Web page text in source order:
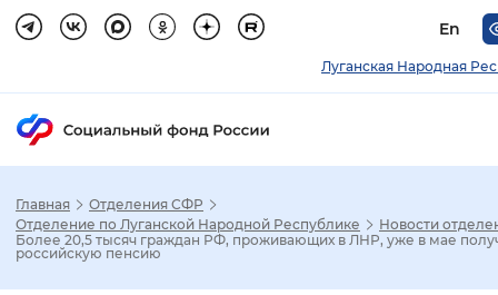
En
Луганская Народная
Главная
Отделения СФР
Отделение по Луганской Народной Республике
Новости
Более 20,5 тысяч граждан РФ, проживающих в ЛНР, уже в мае
российскую пенсию